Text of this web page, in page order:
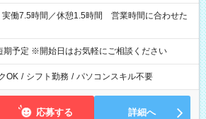
期予定 ※開始日はお気軽にご相談ください
OK / シフト勤務 / パソコンスキル不要
応募する 詳細へ